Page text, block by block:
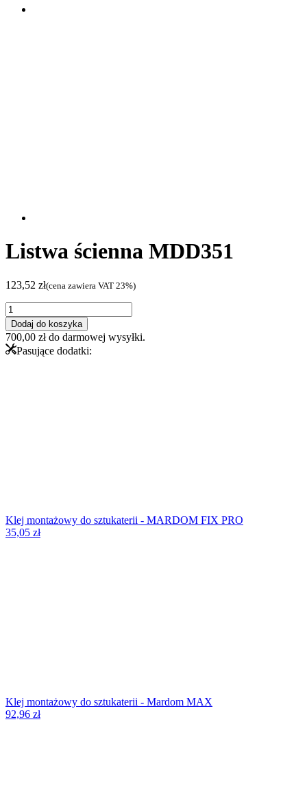
Listwa ścienna MDD351
123,52 zł(cena zawiera VAT 23%)
ilość
Listwa
ścienna
MDD351
Dodaj do koszyka
700,00 złdo darmowej wysyłki.
Pasujące dodatki:
Klej montażowy do sztukaterii - MARDOM FIX PRO
35,05 zł
Klej montażowy do sztukaterii - Mardom MAX
92,96 zł